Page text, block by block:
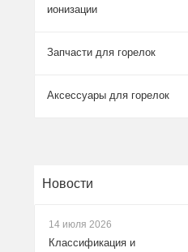
ионизации
Запчасти для горелок
Аксессуары для горелок
Новости
14 июля 2026
Классификация и